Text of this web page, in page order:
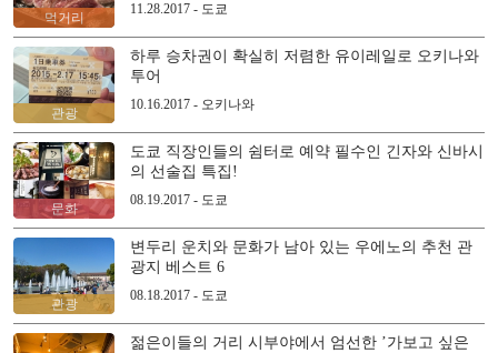
먹거리
11.28.2017 - 도쿄
관광
하루 승차권이 확실히 저렴한 유이레일로 오키나와
투어
10.16.2017 - 오키나와
문화
도쿄 직장인들의 쉼터로 예약 필수인 긴자와 신바시
의 선술집 특집!
08.19.2017 - 도쿄
관광
변두리 운치와 문화가 남아 있는 우에노의 추천 관
광지 베스트 6
08.18.2017 - 도쿄
젊은이들의 거리 시부야에서 엄선한 ’가보고 싶은